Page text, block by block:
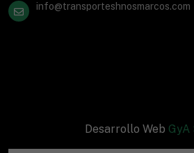
info@transporteshnosmarcos.com
Desarrollo Web GyA